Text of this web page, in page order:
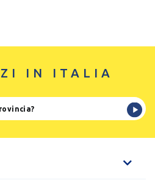
IN ITALIA